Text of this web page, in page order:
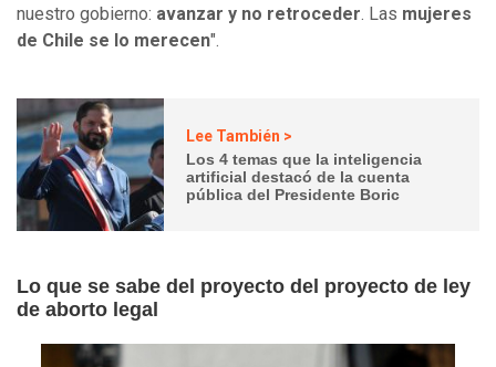
nuestro gobierno: avanzar y no retroceder. Las mujeres
de Chile se lo merecen".
Lee También >
Los 4 temas que la inteligencia
artificial destacó de la cuenta
pública del Presidente Boric
Lo que se sabe del proyecto del proyecto de ley
de aborto legal